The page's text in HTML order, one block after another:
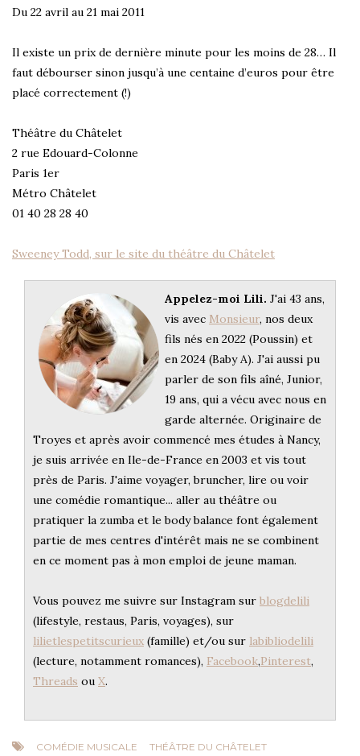
Du 22 avril au 21 mai 2011
Il existe un prix de dernière minute pour les moins de 28… Il
faut débourser sinon jusqu’à une centaine d’euros pour être
placé correctement (!)
Théâtre du Châtelet
2 rue Edouard-Colonne
Paris 1er
Métro Châtelet
01 40 28 28 40
Sweeney Todd, sur le site du théâtre du Châtelet
Appelez-moi Lili. J'ai 43 ans,
vis avec Monsieur, nos deux
fils nés en 2022 (Poussin) et
en 2024 (Baby A). J'ai aussi pu
parler de son fils aîné, Junior,
19 ans, qui a vécu avec nous en
garde alternée. Originaire de
Troyes et après avoir commencé mes études à Nancy,
je suis arrivée en Ile-de-France en 2003 et vis tout
près de Paris. J'aime voyager, bruncher, lire ou voir
une comédie romantique... aller au théâtre ou
pratiquer la zumba et le body balance font également
partie de mes centres d'intérêt mais ne se combinent
en ce moment pas à mon emploi de jeune maman.
Vous pouvez me suivre sur Instagram sur blogdelili
(lifestyle, restaus, Paris, voyages), sur
lilietlespetitscurieux (famille) et/ou sur labibliodelili
(lecture, notamment romances), Facebook,Pinterest,
Threads ou X.
COMÉDIE MUSICALE THÉÂTRE DU CHÂTELET